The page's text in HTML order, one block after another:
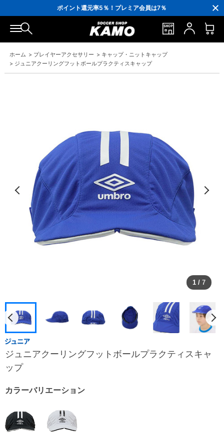
ポイント還元率5％！プレミア会員は7％
会員の方にはお誕生月に「10％OFFクーポン」プレゼント！
16,000円(税込)以上でシューズケースプレゼント！
3,300円(税込)以上で送料無料！
ホーム > プレイヤーアクセサリー > キャップ・ニットキャップ
> ジュニアクーリングフットボールプラクティスキャップ
1 / 7
ジュニアクーリングフットボールプラクティスキャ
ップ
カラーバリエーション